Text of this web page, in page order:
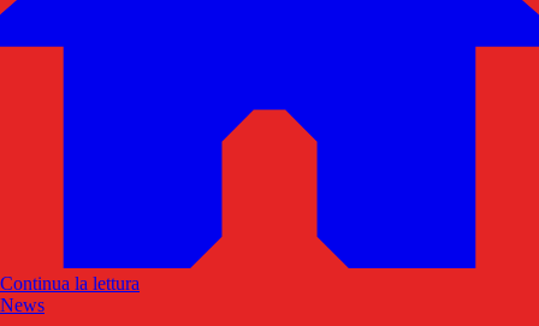
Continua la lettura
News